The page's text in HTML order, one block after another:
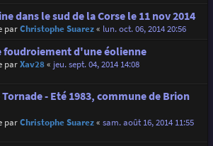
dans le sud de la Corse le 11 nov 2014
parChristophe Suarez« lun. oct. 06, 2014 20:56
foudroiement d'une éolienne
parXav28« jeu. sept. 04, 2014 14:08
- Eté 1983, commune de Brion
parChristophe Suarez« sam. août 16, 2014 11:55